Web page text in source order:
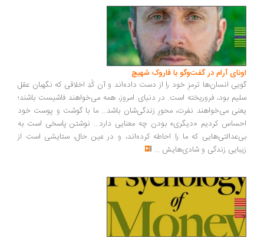
اونای آرام در گفت‌وگو با فاروک شهیچ‭
گویی انسان‌ها ترمزِ خود را از دست داده‌اند و آن کُدِ اخلاقی که نگهبان عقل
سلیم بود، فروریخته است. در دنیای امروز، همه می‌خواهند فاشیست باشند؛
یعنی می‌خواهند نفرت، محورِ زندگی‌شان باشد... ما با گوشت و پوست خود
احساس کردیم «دیگری» بودن چه معنایی دارد... نوشتن پاسخی است به
بی‌عدالتی‌هایی که ما را احاطه کرده‌اند، و در عین حال، ستایشی است از
زیبایی زندگی و شادی‌هایش ...